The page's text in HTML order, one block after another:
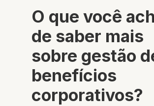
O que você
de saber mais
sobre gestão
benefícios
corporativos?